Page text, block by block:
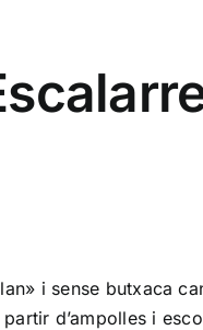
» i sense butxaca
d’ampolles i